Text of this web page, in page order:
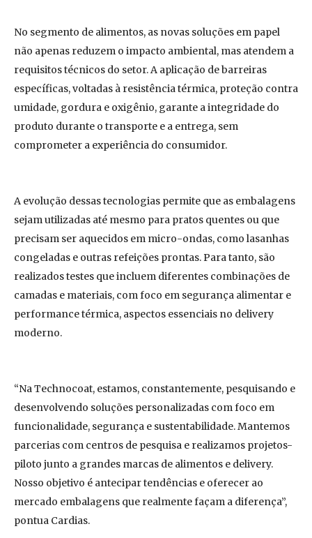
No segmento de alimentos, as novas soluções em papel
não apenas reduzem o impacto ambiental, mas atendem a
requisitos técnicos do setor. A aplicação de barreiras
específicas, voltadas à resistência térmica, proteção contra
umidade, gordura e oxigênio, garante a integridade do
produto durante o transporte e a entrega, sem
comprometer a experiência do consumidor.
A evolução dessas tecnologias permite que as embalagens
sejam utilizadas até mesmo para pratos quentes ou que
precisam ser aquecidos em micro-ondas, como lasanhas
congeladas e outras refeições prontas. Para tanto, são
realizados testes que incluem diferentes combinações de
camadas e materiais, com foco em segurança alimentar e
performance térmica, aspectos essenciais no delivery
moderno.
“Na Technocoat, estamos, constantemente, pesquisando e
desenvolvendo soluções personalizadas com foco em
funcionalidade, segurança e sustentabilidade. Mantemos
parcerias com centros de pesquisa e realizamos projetos-
piloto junto a grandes marcas de alimentos e delivery.
Nosso objetivo é antecipar tendências e oferecer ao
mercado embalagens que realmente façam a diferença”,
pontua Cardias.